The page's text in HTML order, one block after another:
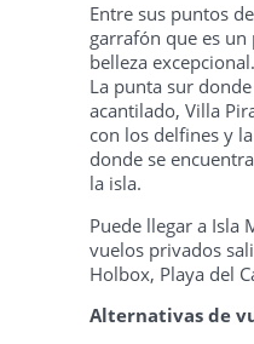
Entre sus puntos
garrafón que es
belleza excepcional.
La punta sur
acantilado, Villa
con los delfines y
donde se
la isla.
Puede llegar a Isla
vuelos privados
Holbox, Playa del
Alternativas de